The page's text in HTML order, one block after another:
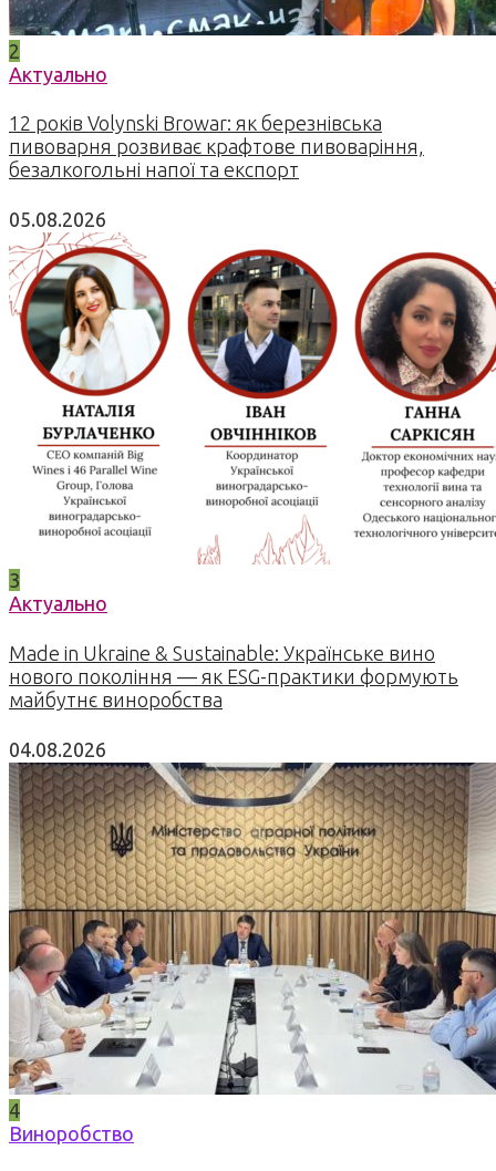
2
Актуально
12 років Volynski Browar: як березнівська
пивоварня розвиває крафтове пивоваріння,
безалкогольні напої та експорт
05.08.2026
3
Актуально
Made in Ukraine & Sustainable: Українське вино
нового покоління — як ESG-практики формують
майбутнє виноробства
04.08.2026
4
Виноробство